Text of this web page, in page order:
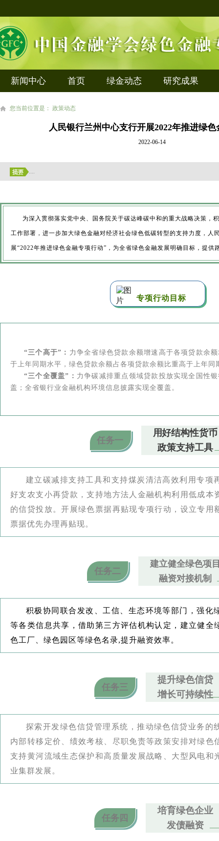
新闻中心 首页 绿金动态 研究成果
您当前位置是： 政策动态
人民银行兰州中心支行开展2022年推进绿
2022-06-14
....
为深入贯彻落实党中央、国务院关于碳达峰碳中和的重大战略决策，
工作部署，进一步加大绿色金融对经济社会绿色低碳转型的支持力度，人
展“2022年推进绿色金融专项行动”，为全省绿色金融发展明确目标，提供
专项行动目标
“三个高于”： 力争全省绿色贷款余额增速高于各项贷款余
于上年同期水平，绿色贷款余额占各项贷款余额比重高于上年同
“三个全覆盖”： 力争碳减排重点领域贷款投放实现全国性
盖；全省银行业金融机构环境信息披露实现全覆盖。
任务一
用好结构性货币
政策支持工具
建立碳减排支持工具和支持煤炭清洁高效利用专项
好支农支小再贷款，支持地方法人金融机构利用低成本
的信贷投放。开展绿色票据再贴现专项行动，设立专用
票据优先办理再贴现。
任务二
建立健全绿色项
融资对接机制
积极协同联合发改、工信、生态环境等部门，强化
等各类信息共享，借助第三方评估机构认定，建立健全
色工厂、绿色园区等绿色名录,提升融资效率。
任务三
提升绿色信贷
增长可持续性
探索开发绿色信贷管理系统，推动绿色信贷业务的
内部转移定价、绩效考核、尽职免责等政策安排对绿色
支持黄河流域生态保护和高质量发展战略、大型风电和
业集群发展。
任务四
培育绿色企业
发债融资